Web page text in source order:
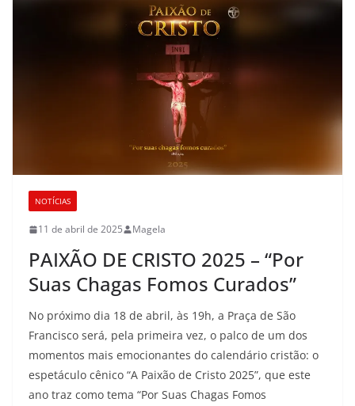
NOTÍCIAS
11 de abril de 2025 Magela
PAIXÃO DE CRISTO 2025 – “Por
Suas Chagas Fomos Curados”
No próximo dia 18 de abril, às 19h, a Praça de São
Francisco será, pela primeira vez, o palco de um dos
momentos mais emocionantes do calendário cristão: o
espetáculo cênico “A Paixão de Cristo 2025”, que este
ano traz como tema “Por Suas Chagas Fomos